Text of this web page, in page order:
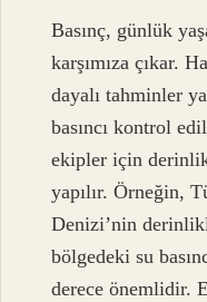
Basınç, günlük
karşımıza çıkar.
dayalı tahminler
basıncı kontrol
ekipler için derinlik
yapılır. Örneğin,
Denizi’nin
bölgedeki su
derece önemlidir.